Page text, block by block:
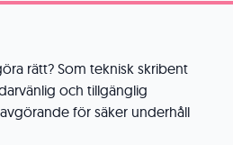
rätt? Som teknisk skribent
och tillgänglig
för säker underhåll